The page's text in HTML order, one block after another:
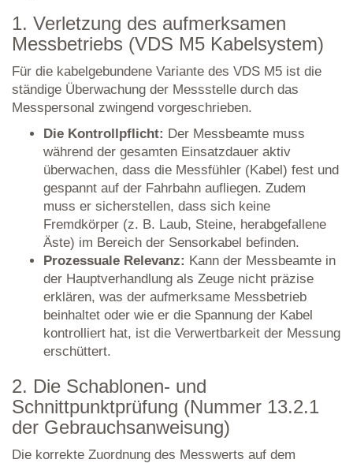
1. Verletzung des aufmerksamen
Messbetriebs (VDS M5 Kabelsystem)
Für die kabelgebundene Variante des VDS M5 ist die
ständige Überwachung der Messstelle durch das
Messpersonal zwingend vorgeschrieben.
Die Kontrollpflicht: Der Messbeamte muss
während der gesamten Einsatzdauer aktiv
überwachen, dass die Messfühler (Kabel) fest und
gespannt auf der Fahrbahn aufliegen. Zudem
muss er sicherstellen, dass sich keine
Fremdkörper (z. B. Laub, Steine, herabgefallene
Äste) im Bereich der Sensorkabel befinden.
Prozessuale Relevanz: Kann der Messbeamte in
der Hauptverhandlung als Zeuge nicht präzise
erklären, was der aufmerksame Messbetrieb
beinhaltet oder wie er die Spannung der Kabel
kontrolliert hat, ist die Verwertbarkeit der Messung
erschüttert.
2. Die Schablonen- und
Schnittpunktprüfung (Nummer 13.2.1
der Gebrauchsanweisung)
Die korrekte Zuordnung des Messwerts auf dem